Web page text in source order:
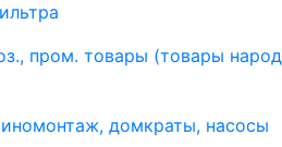
пром. товары (товары
домкраты, насосы